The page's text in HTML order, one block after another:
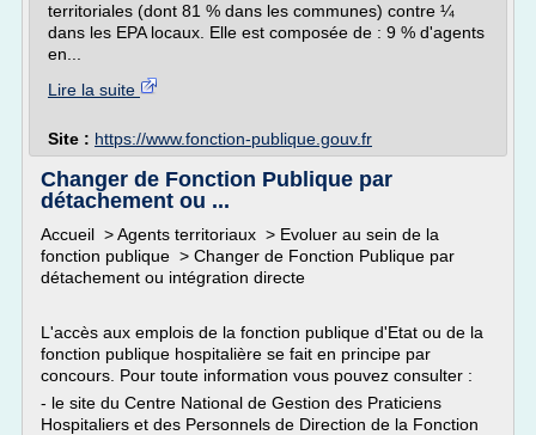
territoriales (dont 81 % dans les communes) contre ¼
dans les EPA locaux. Elle est composée de : 9 % d'agents
en...
Lire la suite
Site : https://www.fonction-publique.gouv.fr
Changer de Fonction Publique par
détachement ou ...
Accueil > Agents territoriaux > Evoluer au sein de la
fonction publique > Changer de Fonction Publique par
détachement ou intégration directe
L'accès aux emplois de la fonction publique d'Etat ou de la
fonction publique hospitalière se fait en principe par
concours. Pour toute information vous pouvez consulter :
- le site du Centre National de Gestion des Praticiens
Hospitaliers et des Personnels de Direction de la Fonction